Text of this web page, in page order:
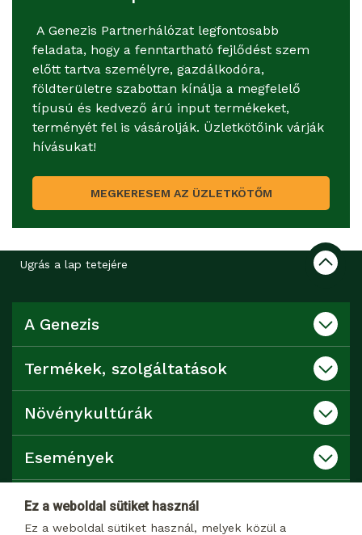
Ez a weboldal sütiket használ
Ez a weboldal sütiket használ, melyek közül a
A Genezis Partnerhálózat legfontosabb
feladata, hogy a fenntartható fejlődést szem
előtt tartva személyre, gazdálkodóra,
földterületre szabottan kínálja a megfelelő
típusú és kedvező árú input termékeket,
terményét fel is vásárolják. Üzletkötőink várják
hívásukat!
MEGKERESEM AZ ÜZLETKÖTŐM
Ugrás a lap tetejére
A Genezis
Termékek, szolgáltatások
Növénykultúrák
Események
Katalógusok